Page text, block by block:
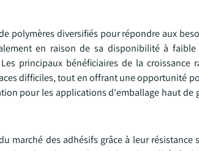
polymères diversifiés pour répondre aux
en raison de sa disponibilité à
principaux bénéficiaires de la croissance
difficiles, tout en offrant une opportunité
pour les applications d'emballage haut de
marché des adhésifs grâce à leur résistance